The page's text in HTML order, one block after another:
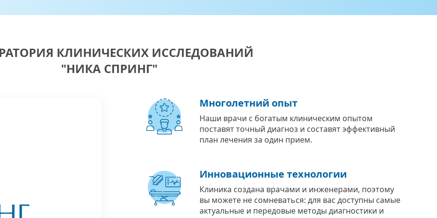
КЛИНИЧЕСКИХ ИССЛЕДОВАНИЙ
"НИКА СПРИНГ"
Многолетний опыт
Наши врачи с богатым клиническим опытом
поставят точный диагноз и составят эффективный
план лечения за один прием.
Инновационные технологии
Клиника создана врачами и инженерами, поэтому
вы можете не сомневаться: для вас доступны самые
актуальные и передовые методы диагностики и